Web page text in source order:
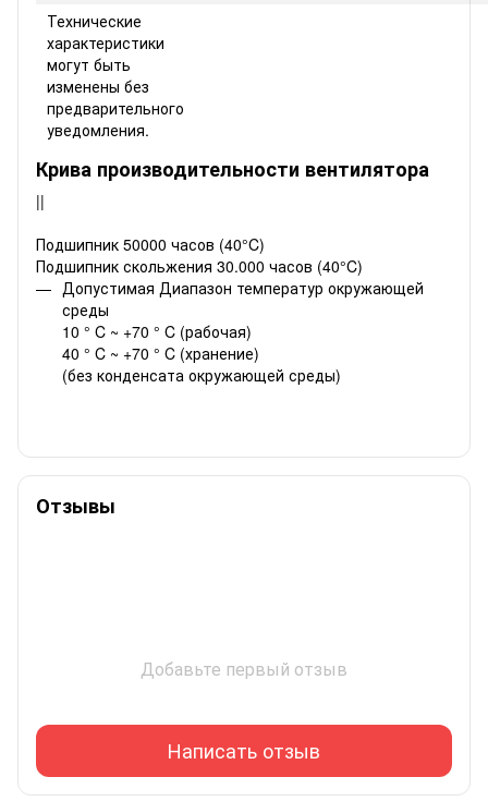
Технические
характеристики
могут быть
изменены без
предварительного
уведомления.
Крива производительности вентилятора
||
Подшипник 50000 часов (40°C)
Подшипник скольжения 30.000 часов (40°C)
Допустимая Диапазон температур окружающей
среды
10 ° C ~ +70 ° C (рабочая)
40 ° C ~ +70 ° C (хранение)
(без конденсата окружающей среды)
Отзывы
Добавьте первый отзыв
Написать отзыв